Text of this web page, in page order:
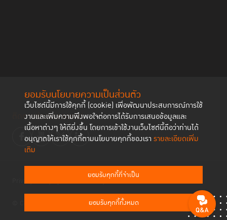
ยอมรับนโยบายความเป็นส่วนตัว
เว็บไซต์นี้มีการใช้คุกกี้ (cookie) เพื่อพัฒนาประสบการณ์การใช้
งานและเพิ่มความพึงพอใจต่อการได้รับการเสนอข้อมูลและ
เนื้อหาต่างๆ ให้ดียิ่งขึ้น โดยการเข้าใช้งานเว็บไซต์นี้ถือว่าท่านได้
อนุญาตให้เราใช้คุกกี้ตามนโยบายคุกกี้ของเรา รายละเอียดเพิ่ม
เติม
ยอมรับคุกกี้ที่จำเป็น
ยอมรับคุกกี้ทั้งหมด
ติดตามช่องทาง social
© Copyright 2023 Thailand Institute of Justice All Rights Reserved
Privacy Policy Cookies Policy